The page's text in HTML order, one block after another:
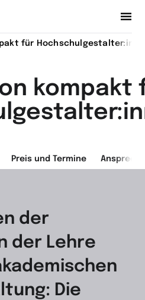
für
kompakt
Preis und Termine
der
der Lehre
Die